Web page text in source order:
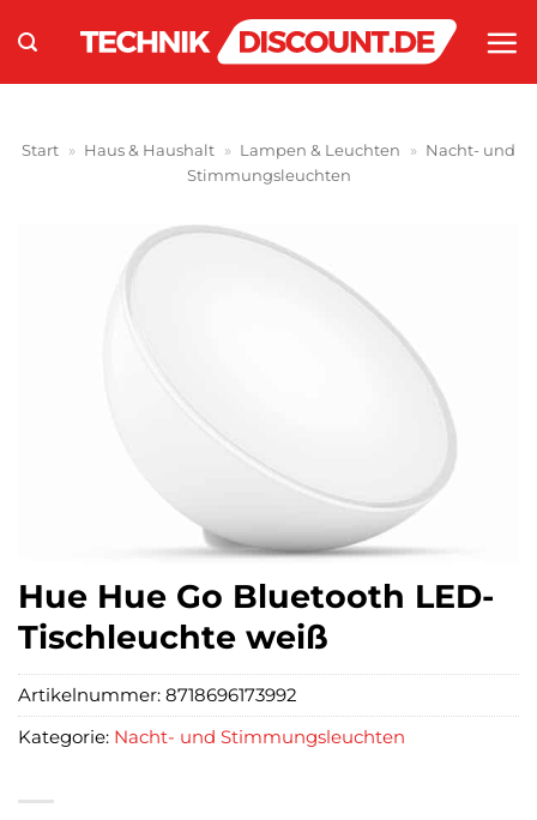
Inhalt
springen
Start » Haus & Haushalt » Lampen & Leuchten » Nacht- und
Stimmungsleuchten
Hue Hue Go Bluetooth LED-
Tischleuchte weiß
Artikelnummer: 8718696173992
Kategorie: Nacht- und Stimmungsleuchten